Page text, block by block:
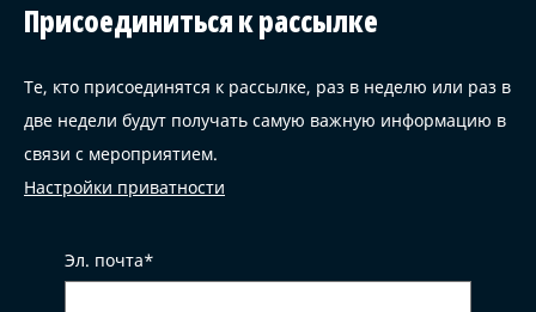
Присоединиться к рассылке
Те, кто присоединятся к рассылке, раз в неделю или раз в
две недели будут получать самую важную информацию в
связи с мероприятием.
Настройки приватности
Эл. почта